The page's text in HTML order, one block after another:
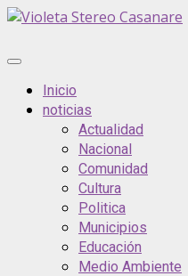
Saltar
contenido
Menú
principalInicio
noticias
Actualidad
Nacional
Comunidad
Cultura
Politica
Municipios
Educación
Medio Ambiente